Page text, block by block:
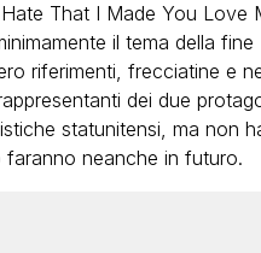
That I Made You Love
il tema della fine
riferimenti, frecciatine e
dei due
statunitensi, ma non
faranno neanche in futuro.